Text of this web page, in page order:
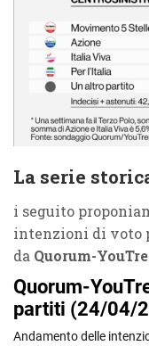
La serie
i seguito
intenzioni di voto
da Quorum-